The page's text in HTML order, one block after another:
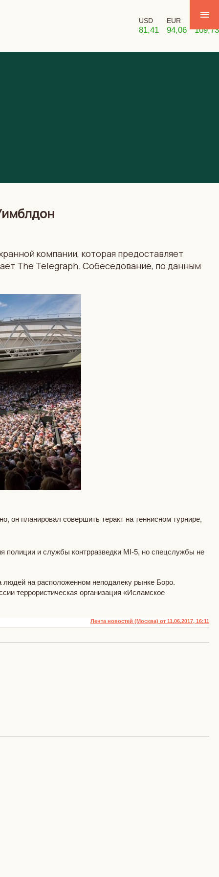
USD
81,41
EUR
94,06 109,73
компании, которая предоставляет
The Telegraph. Собеседование, по данным
он планировал совершить теракт на теннисном турнире,
полиции и службы контрразведки MI-5, но спецслужбы не
на расположенном неподалеку рынке Боро.
террористическая организация «Исламское
Лента новостей (Москва) от 11.06.2017, 16:11